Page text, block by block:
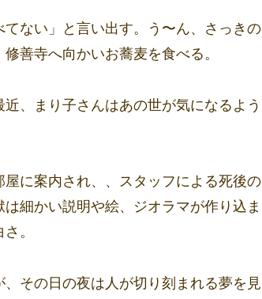
ない」と言い出す。う〜ん、さっきの
善寺へ向かいお蕎麦を食べる。
、まり子さんはあの世が気になるよう
に案内され、、スタッフによる死後の
細かい説明や絵、ジオラマが作り込ま
。
その日の夜は人が切り刻まれる夢を見